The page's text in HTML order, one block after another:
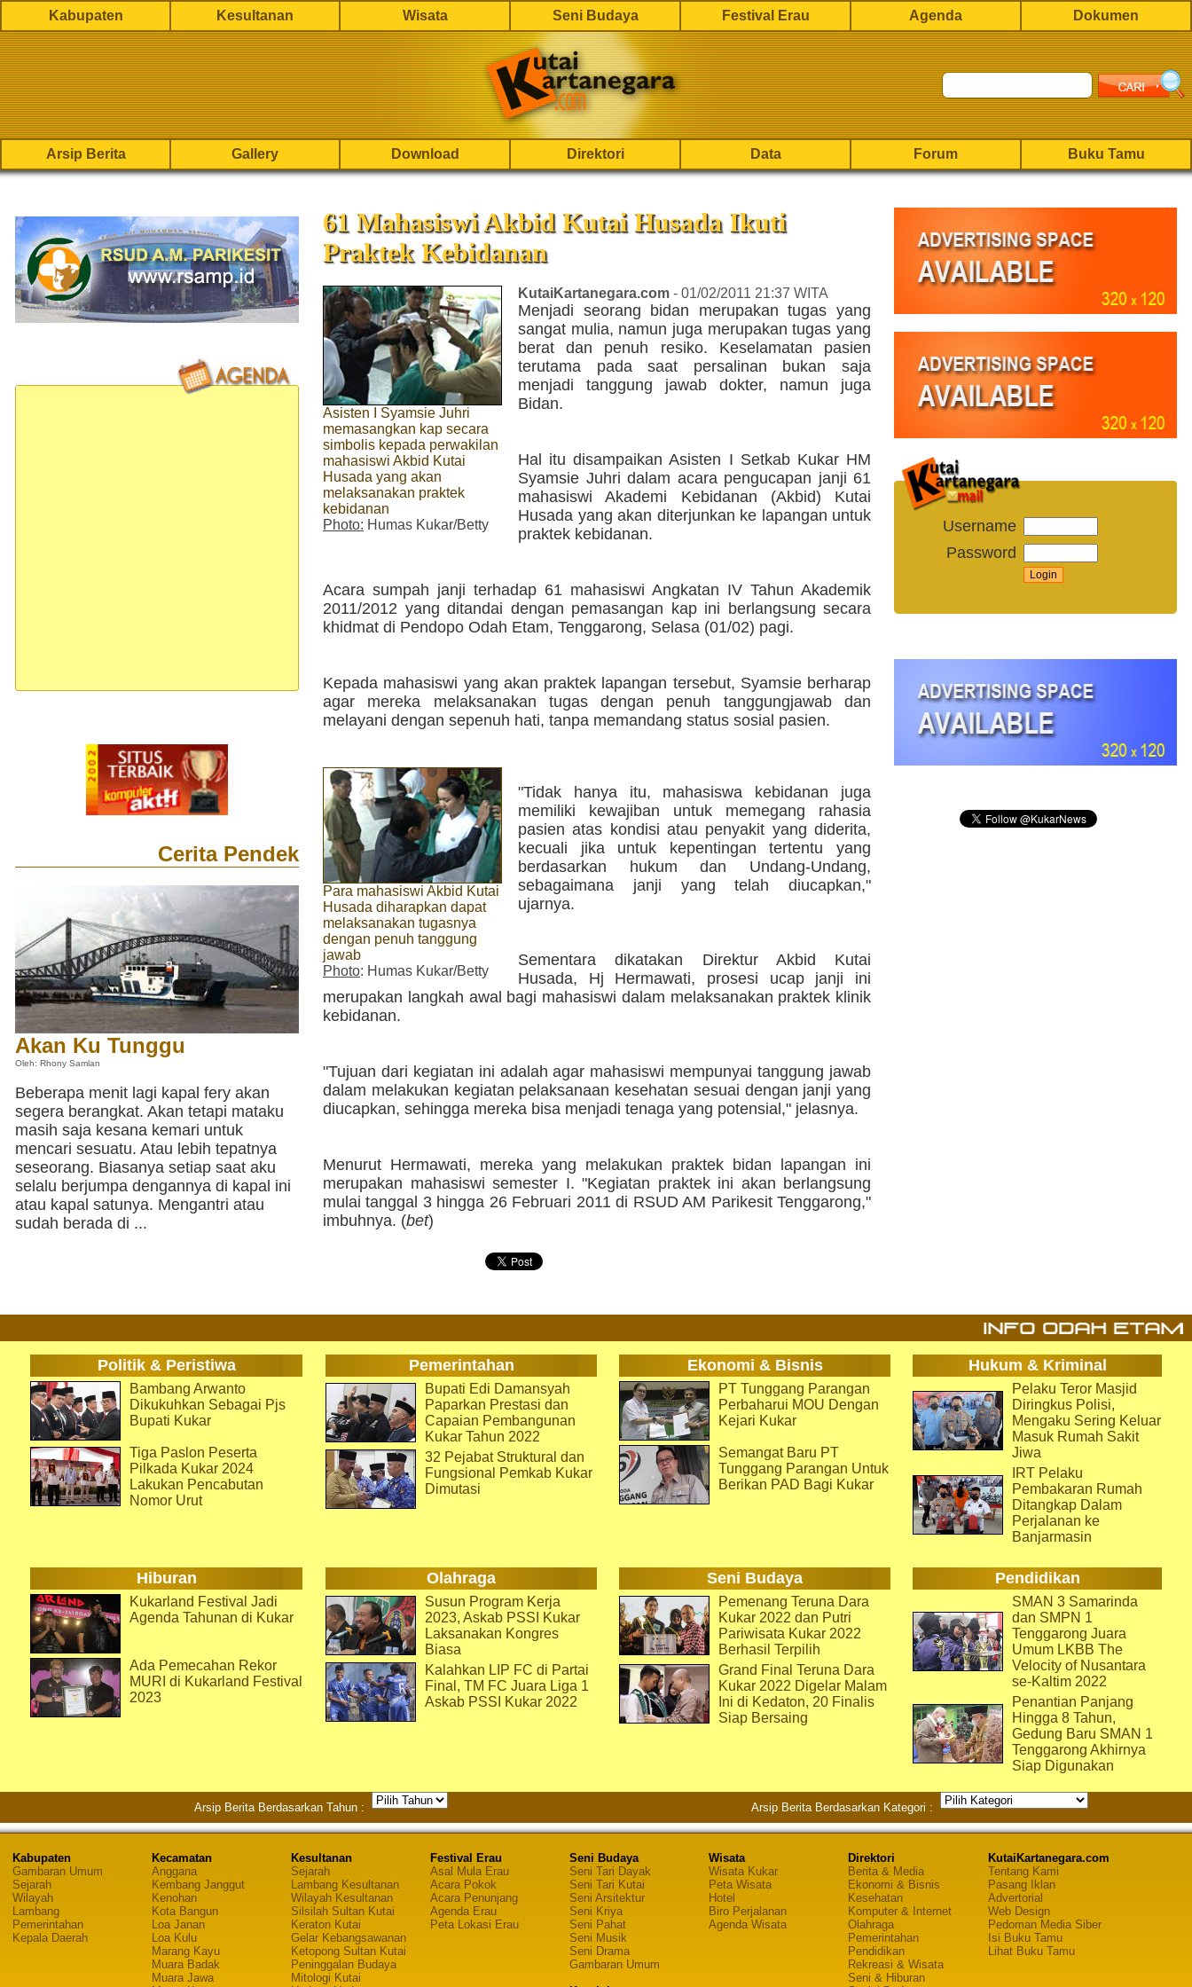
Kabupaten Kesultanan Wisata Seni Budaya Festival Erau Agenda Dokumen
Arsip Berita Gallery Download Direktori Data Forum Buku Tamu
Cerita Pendek
Akan Ku Tunggu
Oleh: Rhony Samlan
Beberapa menit lagi kapal fery akan
segera berangkat. Akan tetapi mataku
masih saja kesana kemari untuk
mencari sesuatu. Atau lebih tepatnya
seseorang. Biasanya setiap saat aku
selalu berjumpa dengannya di kapal ini
atau kapal satunya. Mengantri atau
sudah berada di ...
61 Mahasiswi Akbid Kutai Husada Ikuti
Praktek Kebidanan
Asisten I Syamsie Juhri
memasangkan kap secara
simbolis kepada perwakilan
mahasiswi Akbid Kutai
Husada yang akan
melaksanakan praktek
kebidanan
Photo: Humas Kukar/Betty
KutaiKartanegara.com - 01/02/2011 21:37 WITA
Menjadi seorang bidan merupakan tugas yang
sangat mulia, namun juga merupakan tugas yang
berat dan penuh resiko. Keselamatan pasien
terutama pada saat persalinan bukan saja
menjadi tanggung jawab dokter, namun juga
Bidan.
Hal itu disampaikan Asisten I Setkab Kukar HM
Syamsie Juhri dalam acara pengucapan janji 61
mahasiswi Akademi Kebidanan (Akbid) Kutai
Husada yang akan diterjunkan ke lapangan untuk
praktek kebidanan.
Acara sumpah janji terhadap 61 mahasiswi Angkatan IV Tahun Akademik
2011/2012 yang ditandai dengan pemasangan kap ini berlangsung secara
khidmat di Pendopo Odah Etam, Tenggarong, Selasa (01/02) pagi.
Kepada mahasiswi yang akan praktek lapangan tersebut, Syamsie berharap
agar mereka melaksanakan tugas dengan penuh tanggungjawab dan
melayani dengan sepenuh hati, tanpa memandang status sosial pasien.
Para mahasiswi Akbid Kutai
Husada diharapkan dapat
melaksanakan tugasnya
dengan penuh tanggung
jawab
Photo: Humas Kukar/Betty
"Tidak hanya itu, mahasiswa kebidanan juga
memiliki kewajiban untuk memegang rahasia
pasien atas kondisi atau penyakit yang diderita,
kecuali jika untuk kepentingan tertentu yang
berdasarkan hukum dan Undang-Undang,
sebagaimana janji yang telah diucapkan,"
ujarnya.
Sementara dikatakan Direktur Akbid Kutai
Husada, Hj Hermawati, prosesi ucap janji ini
merupakan langkah awal bagi mahasiswi dalam melaksanakan praktek klinik
kebidanan.
"Tujuan dari kegiatan ini adalah agar mahasiswi mempunyai tanggung jawab
dalam melakukan kegiatan pelaksanaan kesehatan sesuai dengan janji yang
diucapkan, sehingga mereka bisa menjadi tenaga yang potensial," jelasnya.
Menurut Hermawati, mereka yang melakukan praktek bidan lapangan ini
merupakan mahasiswi semester I. "Kegiatan praktek ini akan berlangsung
mulai tanggal 3 hingga 26 Februari 2011 di RSUD AM Parikesit Tenggarong,"
imbuhnya. (bet)
Username
Password
Politik & Peristiwa Pemerintahan Ekonomi & Bisnis Hukum & Kriminal
Bambang Arwanto
Dikukuhkan Sebagai Pjs
Bupati Kukar
Tiga Paslon Peserta
Pilkada Kukar 2024
Lakukan Pencabutan
Nomor Urut
Bupati Edi Damansyah
Paparkan Prestasi dan
Capaian Pembangunan
Kukar Tahun 2022
32 Pejabat Struktural dan
Fungsional Pemkab Kukar
Dimutasi
PT Tunggang Parangan
Perbaharui MOU Dengan
Kejari Kukar
Semangat Baru PT
Tunggang Parangan Untuk
Berikan PAD Bagi Kukar
Pelaku Teror Masjid
Diringkus Polisi,
Mengaku Sering Keluar
Masuk Rumah Sakit
Jiwa
IRT Pelaku
Pembakaran Rumah
Ditangkap Dalam
Perjalanan ke
Banjarmasin
Hiburan Olahraga Seni Budaya Pendidikan
Kukarland Festival Jadi
Agenda Tahunan di Kukar
Ada Pemecahan Rekor
MURI di Kukarland Festival
2023
Susun Program Kerja
2023, Askab PSSI Kukar
Laksanakan Kongres
Biasa
Kalahkan LIP FC di Partai
Final, TM FC Juara Liga 1
Askab PSSI Kukar 2022
Pemenang Teruna Dara
Kukar 2022 dan Putri
Pariwisata Kukar 2022
Berhasil Terpilih
Grand Final Teruna Dara
Kukar 2022 Digelar Malam
Ini di Kedaton, 20 Finalis
Siap Bersaing
SMAN 3 Samarinda
dan SMPN 1
Tenggarong Juara
Umum LKBB The
Velocity of Nusantara
se-Kaltim 2022
Penantian Panjang
Hingga 8 Tahun,
Gedung Baru SMAN 1
Tenggarong Akhirnya
Siap Digunakan
Arsip Berita Berdasarkan Tahun : Arsip Berita Berdasarkan Kategori :
Kabupaten
Gambaran Umum
Sejarah
Wilayah
Lambang
Pemerintahan
Kepala Daerah
Kecamatan
Anggana
Kembang Janggut
Kenohan
Kota Bangun
Loa Janan
Loa Kulu
Marang Kayu
Muara Badak
Muara Jawa
Kesultanan
Sejarah
Lambang Kesultanan
Wilayah Kesultanan
Silsilah Sultan Kutai
Keraton Kutai
Gelar Kebangsawanan
Ketopong Sultan Kutai
Peninggalan Budaya
Mitologi Kutai
Festival Erau
Asal Mula Erau
Acara Pokok
Acara Penunjang
Agenda Erau
Peta Lokasi Erau
Seni Budaya
Seni Tari Dayak
Seni Tari Kutai
Seni Arsitektur
Seni Kriya
Seni Pahat
Seni Musik
Seni Drama
Gambaran Umum
Wisata
Wisata Kukar
Peta Wisata
Hotel
Biro Perjalanan
Agenda Wisata
Direktori
Berita & Media
Ekonomi & Bisnis
Kesehatan
Komputer & Internet
Olahraga
Pemerintahan
Pendidikan
Rekreasi & Wisata
Seni & Hiburan
KutaiKartanegara.com
Tentang Kami
Pasang Iklan
Advertorial
Web Design
Pedoman Media Siber
Isi Buku Tamu
Lihat Buku Tamu